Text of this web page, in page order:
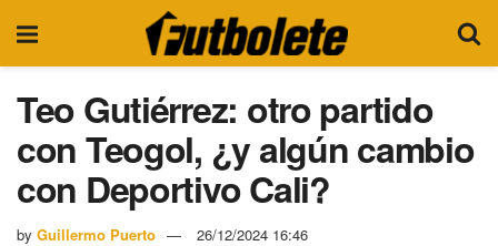
Teo Gutiérrez: otro partido
con Teogol, ¿y algún cambio
con Deportivo Cali?
by Guillermo Puerto 26/12/2024 16:46